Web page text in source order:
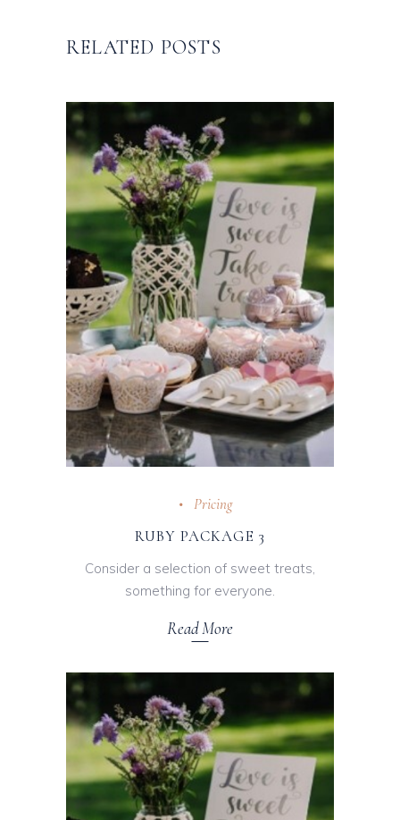
RELATED POSTS
Pricing
RUBY PACKAGE 3
Consider a selection of sweet treats,
something for everyone.
Read More